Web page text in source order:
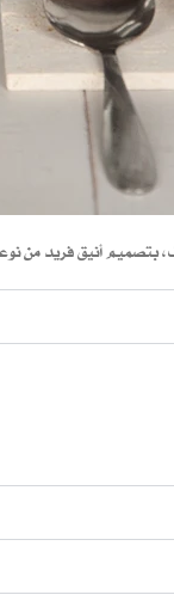
نوعة، سعة 3 لتر، بقاعدة مخصصة لشمع